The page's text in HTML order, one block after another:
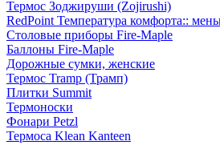
Термос Зоджируши (Zojirushi)
RedPoint Температура комфорта::
Столовые приборы Fire-Maple
Баллоны Fire-Maple
Дорожные сумки, женские
Термос Tramp (Трамп)
Плитки Summit
Термоноски
Фонари Petzl
Термоса Klean Kanteen